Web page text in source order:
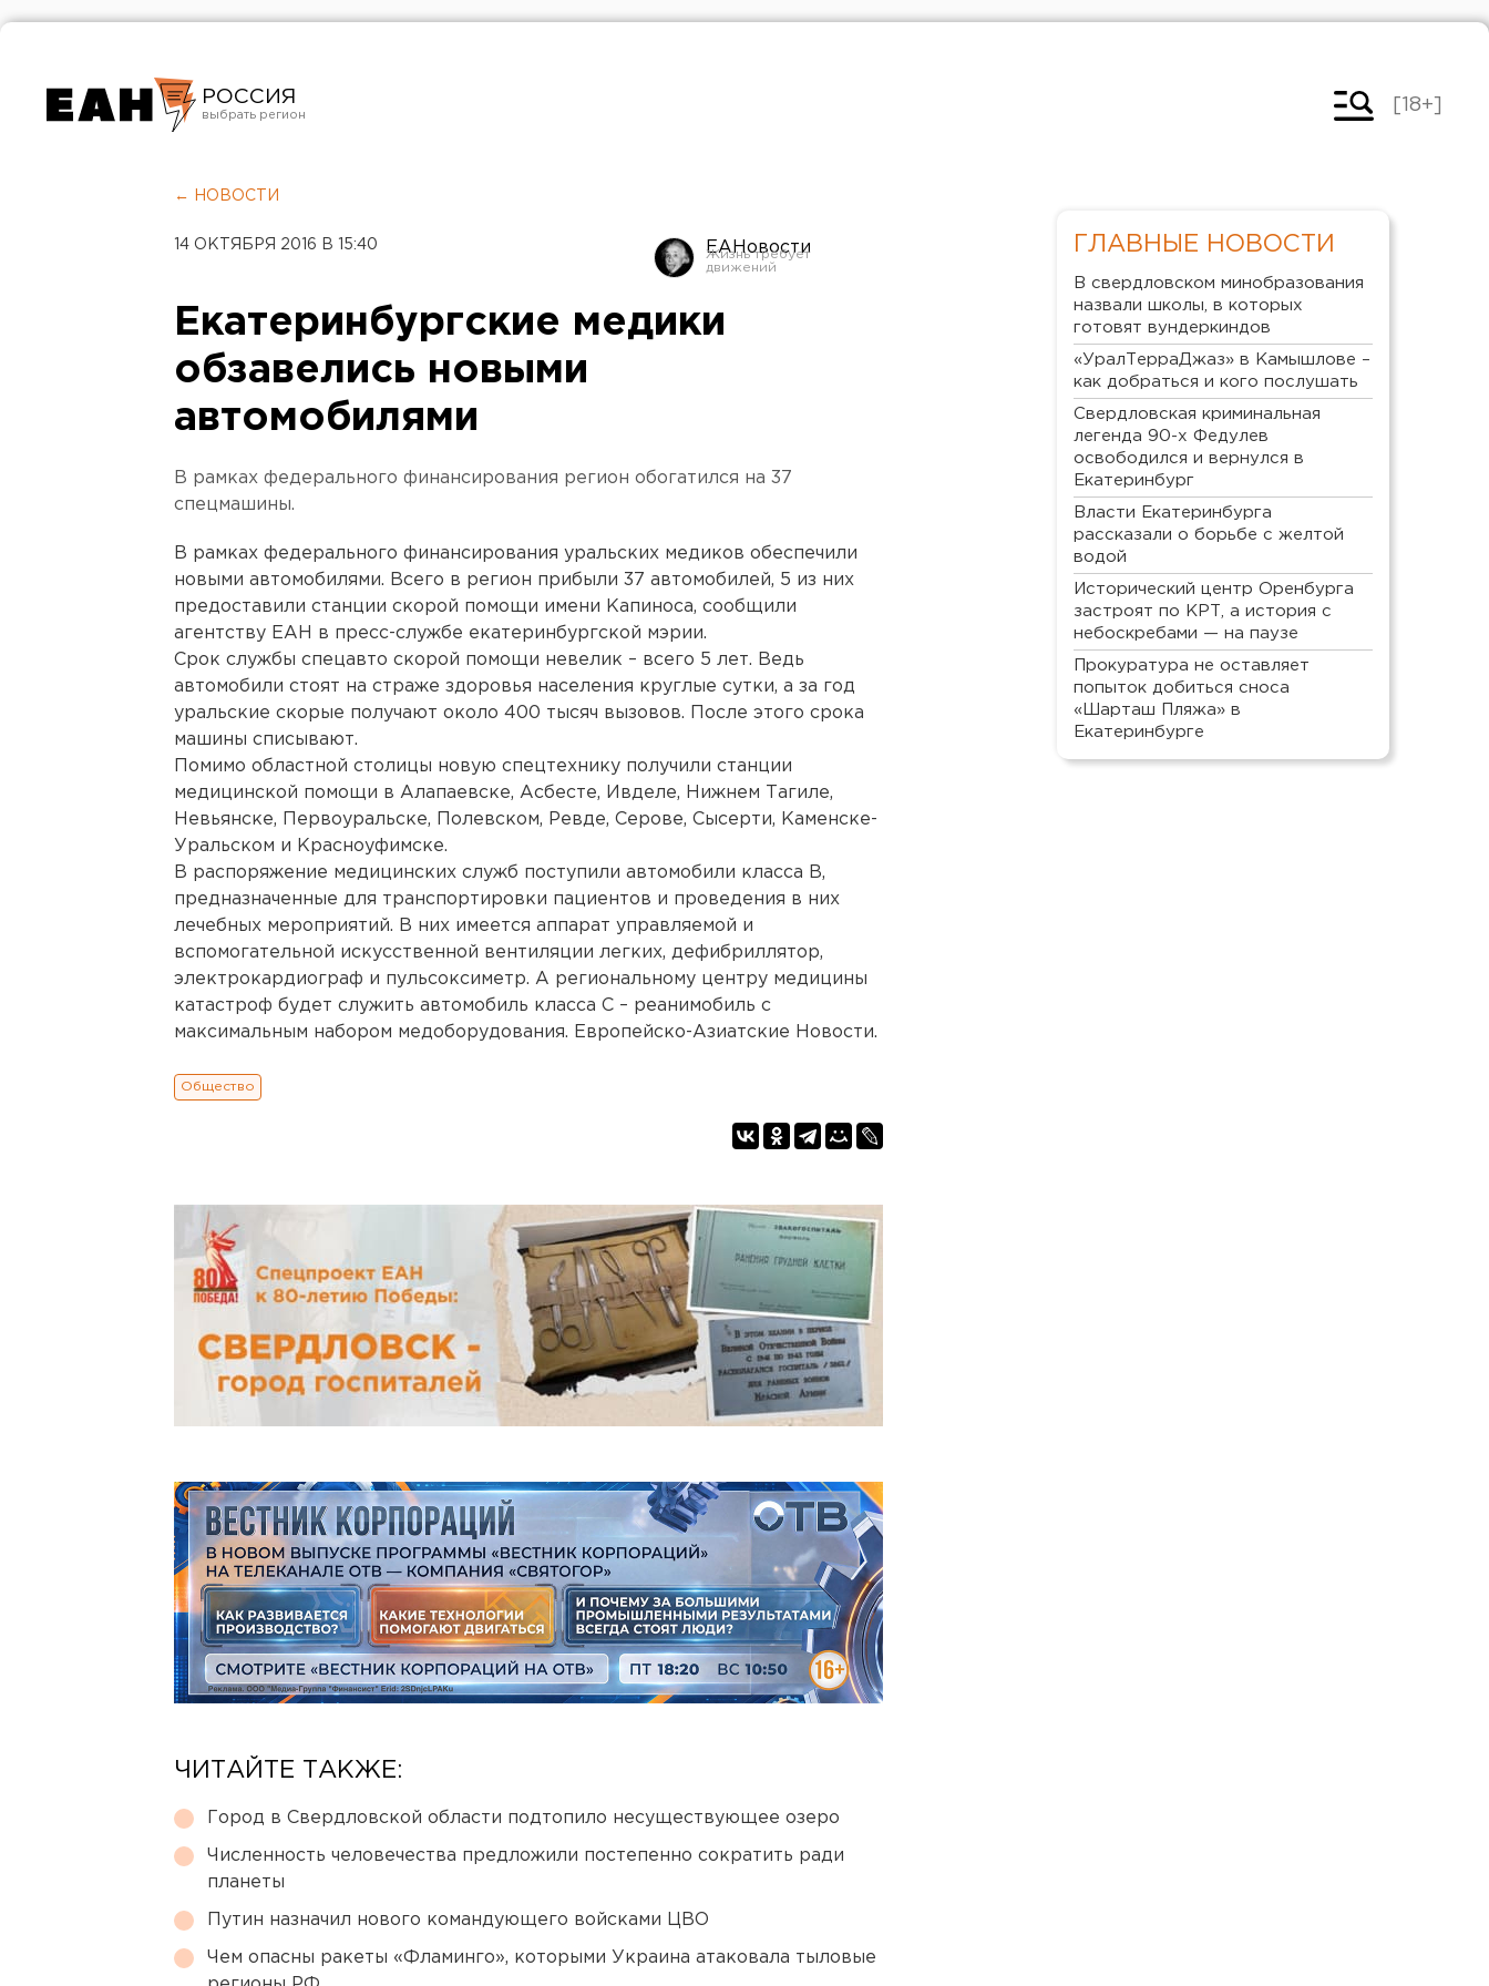
РОССИЯ
Челябинск
[18+]
← НОВОСТИ
14 ОКТЯБРЯ 2016 В 15:40 ЕАНовости
Екатеринбургские медики
обзавелись новыми
автомобилями
В рамках федерального финансирования регион обогатился на 37
спецмашины.
В рамках федерального финансирования уральских медиков обеспечили
новыми автомобилями. Всего в регион прибыли 37 автомобилей, 5 из них
предоставили станции скорой помощи имени Капиноса, сообщили
агентству ЕАН в пресс-службе екатеринбургской мэрии.
Срок службы спецавто скорой помощи невелик – всего 5 лет. Ведь
автомобили стоят на страже здоровья населения круглые сутки, а за год
уральские скорые получают около 400 тысяч вызовов. После этого срока
машины списывают.
Помимо областной столицы новую спецтехнику получили станции
медицинской помощи в Алапаевске, Асбесте, Ивделе, Нижнем Тагиле,
Невьянске, Первоуральске, Полевском, Ревде, Серове, Сысерти, Каменске-
Уральском и Красноуфимске.
В распоряжение медицинских служб поступили автомобили класса В,
предназначенные для транспортировки пациентов и проведения в них
лечебных мероприятий. В них имеется аппарат управляемой и
вспомогательной искусственной вентиляции легких, дефибриллятор,
электрокардиограф и пульсоксиметр. А региональному центру медицины
катастроф будет служить автомобиль класса С – реанимобиль с
максимальным набором медоборудования. Европейско-Азиатские Новости.
Общество
ЧИТАЙТЕ ТАКЖЕ:
Город в Свердловской области подтопило несуществующее озеро
Численность человечества предложили постепенно сократить ради
планеты
Путин назначил нового командующего войсками ЦВО
Чем опасны ракеты «Фламинго», которыми Украина атаковала тыловые
ГЛАВНЫЕ НОВОСТИ
В свердловском минобразования
назвали школы, в которых
готовят вундеркиндов
«УралТерраДжаз» в Камышлове –
как добраться и кого послушать
Свердловская криминальная
легенда 90-х Федулев
освободился и вернулся в
Екатеринбург
Власти Екатеринбурга
рассказали о борьбе с желтой
водой
Исторический центр Оренбурга
застроят по КРТ, а история с
небоскребами — на паузе
Прокуратура не оставляет
попыток добиться сноса
«Шарташ Пляжа» в
Екатеринбурге